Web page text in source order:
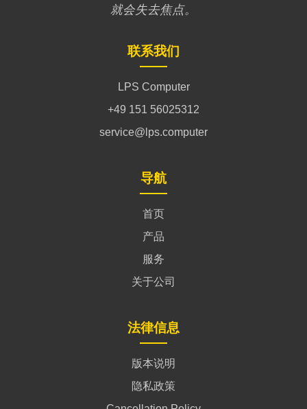
就会失去焦点。
联系我们
LPS Computer
+49 151 56025312
service@lps.computer
导航
首页
产品
服务
关于公司
法律信息
版本说明
隐私政策